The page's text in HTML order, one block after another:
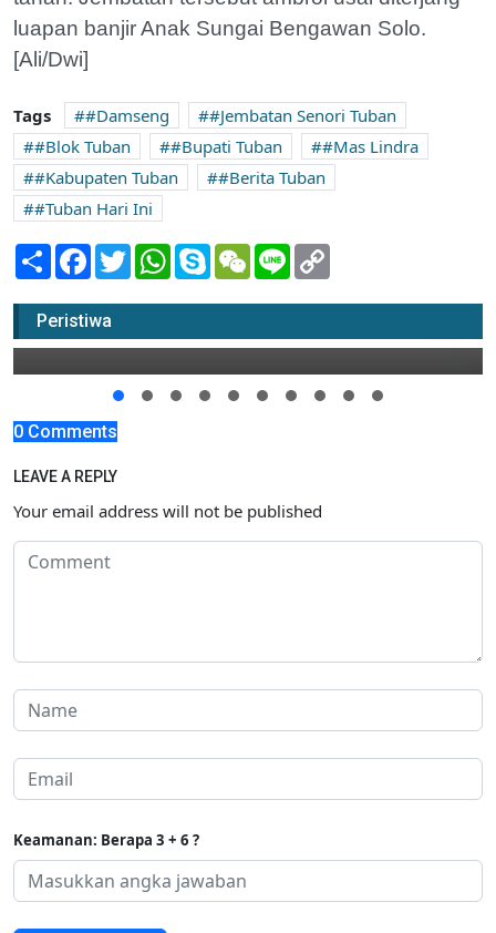
luapan banjir Anak Sungai Bengawan Solo.
[Ali/Dwi]
Tags #Damseng
#Jembatan Senori Tuban
#Blok Tuban
#Bupati Tuban
#Mas Lindra
#Kabupaten Tuban
#Berita Tuban
#Tuban Hari Ini
Share Facebook
TwitterWhatsApp
SkypeWeChatLine
Peristiwa
600 Meter Ruas Bulu-Jatirogo Tuban
Selesai Dicor
26 September 2023 17:00
0 Comments
LEAVE A REPLY
Your email address will not be published
Keamanan: Berapa 3 + 6 ?